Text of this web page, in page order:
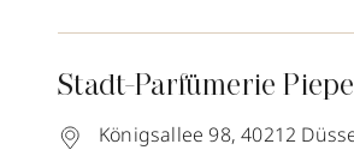
Stadt-Parfümerie
Königsallee 98, 40212